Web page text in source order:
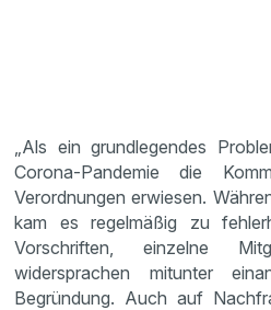
„Als ein grundlegendes
Corona-Pandemie die
Verordnungen erwiesen.
kam es regelmäßig zu
Vorschriften, einzelne
widersprachen mitunter
Begründung. Auch auf